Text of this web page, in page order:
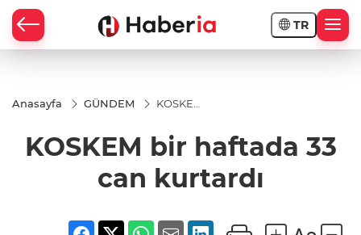
TR
Anasayfa GÜNDEM
KOSKEM
33 can
kurtardı
KOSKEM bir haftada 33
can kurtardı